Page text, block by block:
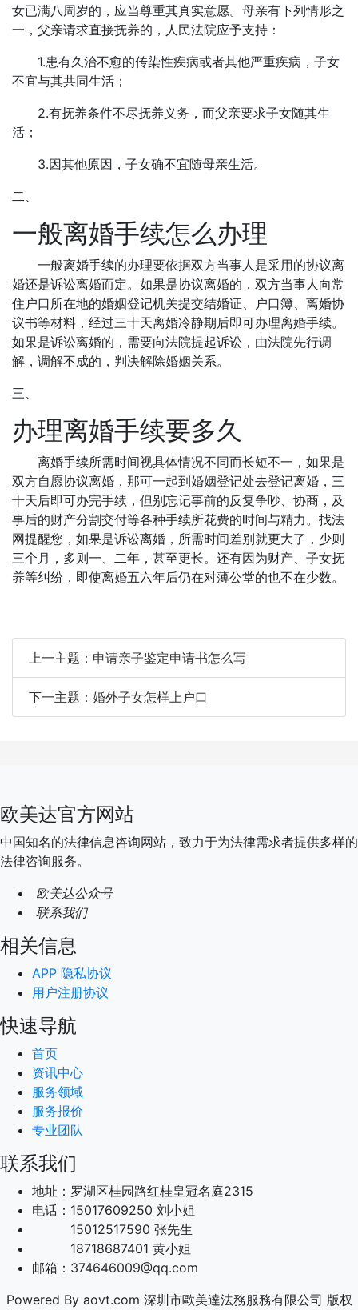
女已满八周岁的，应当尊重其真实意愿。母亲有下列情形之
一，父亲请求直接抚养的，人民法院应予支持：
1.患有久治不愈的传染性疾病或者其他严重疾病，子女
不宜与其共同生活；
2.有抚养条件不尽抚养义务，而父亲要求子女随其生
活；
3.因其他原因，子女确不宜随母亲生活。
二、
一般离婚手续怎么办理
一般离婚手续的办理要依据双方当事人是采用的协议离
婚还是诉讼离婚而定。如果是协议离婚的，双方当事人向常
住户口所在地的婚姻登记机关提交结婚证、户口簿、离婚协
议书等材料，经过三十天离婚冷静期后即可办理离婚手续。
如果是诉讼离婚的，需要向法院提起诉讼，由法院先行调
解，调解不成的，判决解除婚姻关系。
三、
办理离婚手续要多久
离婚手续所需时间视具体情况不同而长短不一，如果是
双方自愿协议离婚，那可一起到婚姻登记处去登记离婚，三
十天后即可办完手续，但别忘记事前的反复争吵、协商，及
事后的财产分割交付等各种手续所花费的时间与精力。找法
网提醒您，如果是诉讼离婚，所需时间差别就更大了，少则
三个月，多则一、二年，甚至更长。还有因为财产、子女抚
养等纠纷，即使离婚五六年后仍在对薄公堂的也不在少数。
上一主题：申请亲子鉴定申请书怎么写
下一主题：婚外子女怎样上户口
欧美达官方网站
中国知名的法律信息咨询网站，致力于为法律需求者提供多样的
法律咨询服务。
欧美达公众号
联系我们
相关信息
APP 隐私协议
用户注册协议
快速导航
首页
资讯中心
服务领域
服务报价
专业团队
联系我们
地址：罗湖区桂园路红桂皇冠名庭2315
电话：15017609250 刘小姐
15012517590 张先生
18718687401 黄小姐
邮箱：374646009@qq.com
Powered By aovt.com 深圳市歐美達法務服務有限公司 版权